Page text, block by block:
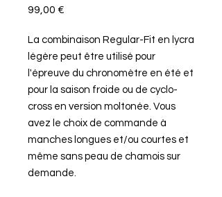
99,00 €
La combinaison Regular-Fit en lycra
légère peut être utilisé pour
l'épreuve du chronomètre en été et
pour la saison froide ou de cyclo-
cross en version moltonée. Vous
avez le choix de commande à
manches longues et/ou courtes et
même sans peau de chamois sur
demande.